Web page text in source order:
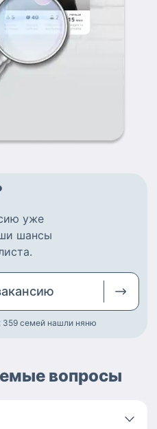
уже
шансы
.
359 семей нашли няню
вопросы